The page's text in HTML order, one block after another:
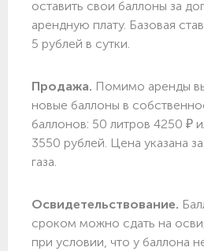
оставить свои баллоны за
арендную плату. Базовая
5 рублей в сутки.
Продажа. Помимо аренды
новые баллоны в
баллонов: 50 литров 4250 ₽
3550 рублей. Цена указана
газа.
Освидетельствование.
сроком можно сдать на
при условии, что у баллона